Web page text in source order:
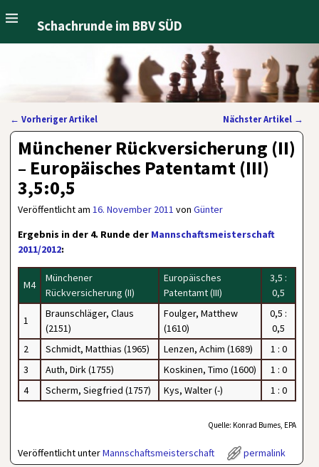
Schachrunde im BBV SÜD
Artikelnavigation
← Vorheriger Artikel Nächster Artikel →
Münchener Rückversicherung (II)
– Europäisches Patentamt (III)
3,5:0,5
Veröffentlicht am16. November 2011 vonGünter
Ergebnis in der 4. Runde der Mannschaftsmeisterschaft
2011/2012:
M4
Münchener
Rückversicherung (II)
Europäisches
Patentamt (III)
3,5 :
0,5
1
Braunschläger, Claus
(2151)
Foulger, Matthew
(1610)
0,5 :
0,5
2
Schmidt, Matthias (1965) Lenzen, Achim (1689)
1 : 0
3
Auth, Dirk (1755) Koskinen, Timo (1600)
1 : 0
4
Scherm, Siegfried (1757) Kys, Walter (-) 1 : 0
Quelle: Konrad Bumes, EPA
Veröffentlicht unterMannschaftsmeisterschaft permalink